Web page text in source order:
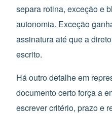
separa rotina, exceção e
autonomia. Exceção
assinatura até que a
escrito.
Há outro detalhe em
documento certo força a
escrever critério, prazo e